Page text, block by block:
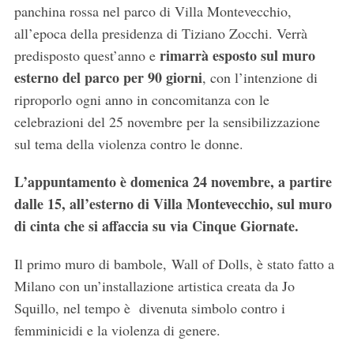
panchina rossa nel parco di Villa Montevecchio,
all’epoca della presidenza di Tiziano Zocchi. Verrà
predisposto quest’anno e rimarrà esposto sul muro
esterno del parco per 90 giorni, con l’intenzione di
riproporlo ogni anno in concomitanza con le
celebrazioni del 25 novembre per la sensibilizzazione
sul tema della violenza contro le donne.
L’appuntamento è domenica 24 novembre, a partire
dalle 15, all’esterno di Villa Montevecchio, sul muro
di cinta che si affaccia su via Cinque Giornate.
Il primo muro di bambole, Wall of Dolls, è stato fatto a
Milano con un’installazione artistica creata da Jo
Squillo, nel tempo è divenuta simbolo contro i
femminicidi e la violenza di genere.